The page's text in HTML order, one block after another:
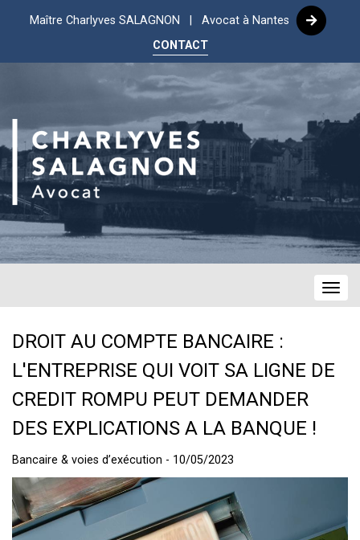
Maître Charlyves SALAGNON | Avocat à Nantes
CONTACT
DROIT AU COMPTE BANCAIRE :
L'ENTREPRISE QUI VOIT SA LIGNE DE
CREDIT ROMPU PEUT DEMANDER
DES EXPLICATIONS A LA BANQUE !
Bancaire & voies d’exécution - 10/05/2023